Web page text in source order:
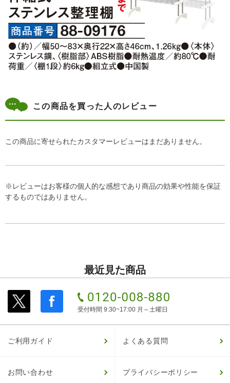
この商品を買った人のレビュー
この商品に寄せられたカスタマーレビューはまだありません。
※レビューはお客様の個人的な感想であり商品の効果や性能を保証
するものではありません。
最近見た商品
受付時間 9:30~17:00 月～土曜日
ご利用ガイド よくある質問
お問い合わせ プライバシーポリシー